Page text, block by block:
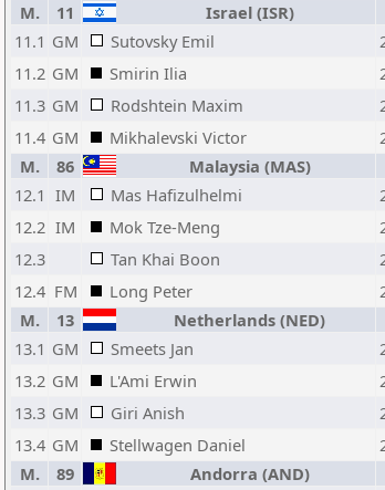
M.
11 Israel (ISR)
11.1 GM Sutovsky Emil
11.2 GM Smirin Ilia
11.3 GM Rodshtein Maxim
11.4 GM Mikhalevski Victor
M.
86 Malaysia (MAS)
12.1 IM Mas Hafizulhelmi
12.2 IM Mok Tze-Meng
12.3
Tan Khai Boon
12.4 FM Long Peter
M.
13 Netherlands (NED)
13.1 GM Smeets Jan
13.2 GM L'Ami Erwin
13.3 GM Giri Anish
13.4 GM Stellwagen Daniel
M.
89 Andorra (AND)